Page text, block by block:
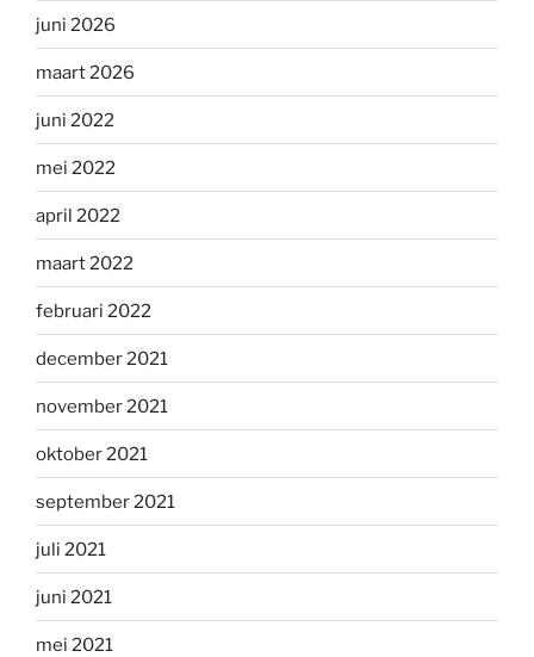
juni 2026
maart 2026
juni 2022
mei 2022
april 2022
maart 2022
februari 2022
december 2021
november 2021
oktober 2021
september 2021
juli 2021
juni 2021
mei 2021